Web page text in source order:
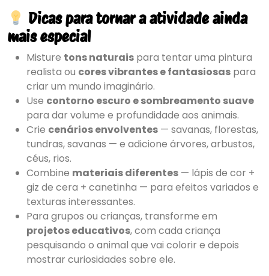
Dicas para tornar a atividade ainda
mais especial
Misture tons naturais para tentar uma pintura
realista ou cores vibrantes e fantasiosas para
criar um mundo imaginário.
Use contorno escuro e sombreamento suave
para dar volume e profundidade aos animais.
Crie cenários envolventes — savanas, florestas,
tundras, savanas — e adicione árvores, arbustos,
céus, rios.
Combine materiais diferentes — lápis de cor +
giz de cera + canetinha — para efeitos variados e
texturas interessantes.
Para grupos ou crianças, transforme em
projetos educativos, com cada criança
pesquisando o animal que vai colorir e depois
mostrar curiosidades sobre ele.